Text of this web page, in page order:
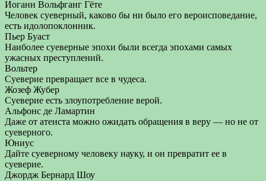
Иоганн Вольфганг Гёте
Человек суеверный, каково бы ни было его вероисповедание,
есть идолопоклонник.
Пьер Буаст
Наиболее суеверные эпохи были всегда эпохами самых
ужасных преступлений.
Вольтер
Суеверие превращает все в чудеса.
Жозеф Жубер
Суеверие есть злоупотребление верой.
Альфонс де Ламартин
Даже от атеиста можно ожидать обращения в веру — но не от
суеверного.
Юниус
Дайте суеверному человеку науку, и он превратит ее в
суеверие.
Джордж Бернард Шоу